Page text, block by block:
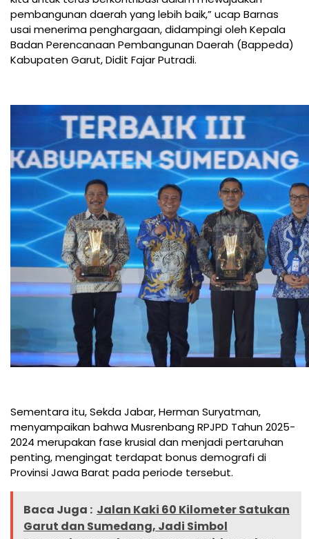
pembangunan daerah yang lebih baik,” ucap Barnas
usai menerima penghargaan, didampingi oleh Kepala
Badan Perencanaan Pembangunan Daerah (Bappeda)
Kabupaten Garut, Didit Fajar Putradi.
Sementara itu, Sekda Jabar, Herman Suryatman,
menyampaikan bahwa Musrenbang RPJPD Tahun 2025-
2024 merupakan fase krusial dan menjadi pertaruhan
penting, mengingat terdapat bonus demografi di
Provinsi Jawa Barat pada periode tersebut.
Baca Juga : Jalan Kaki 60 Kilometer Satukan
Garut dan Sumedang, Jadi Simbol